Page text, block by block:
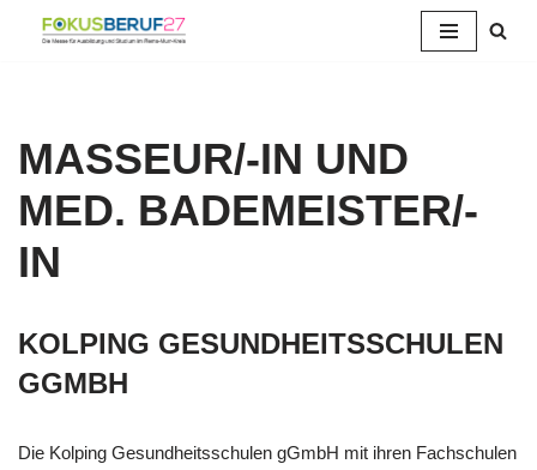
MASSEUR/-IN UND
MED. BADEMEISTER/-
IN
KOLPING GESUNDHEITSSCHULEN
GGMBH
Die Kolping Gesundheitsschulen gGmbH mit ihren Fachschulen